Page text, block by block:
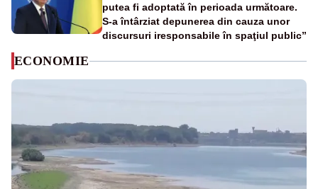
putea fi adoptată în perioada următoare.
S-a întârziat depunerea din cauza unor
discursuri iresponsabile în spaţiul public”
ECONOMIE